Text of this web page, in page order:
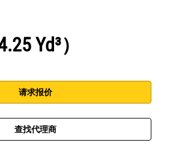
Yd³）
请求报价
查找代理商